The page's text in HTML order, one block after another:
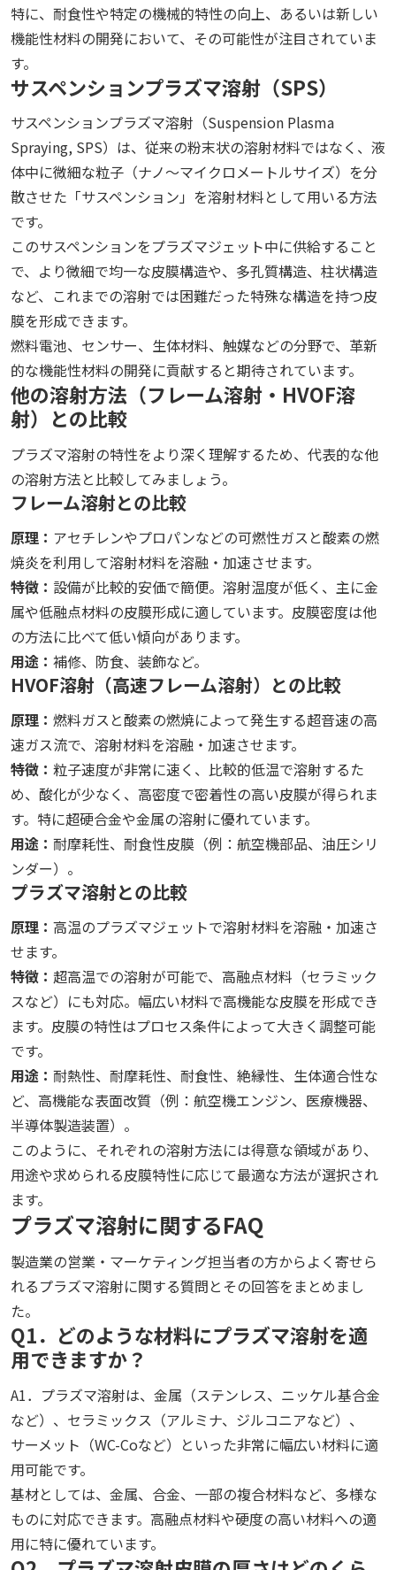
特に、耐食性や特定の機械的特性の向上、あるいは新しい
機能性材料の開発において、その可能性が注目されていま
す。
サスペンションプラズマ溶射（SPS）
サスペンションプラズマ溶射（Suspension Plasma
Spraying, SPS）は、従来の粉末状の溶射材料ではなく、液
体中に微細な粒子（ナノ〜マイクロメートルサイズ）を分
散させた「サスペンション」を溶射材料として用いる方法
です。
このサスペンションをプラズマジェット中に供給すること
で、より微細で均一な皮膜構造や、多孔質構造、柱状構造
など、これまでの溶射では困難だった特殊な構造を持つ皮
膜を形成できます。
燃料電池、センサー、生体材料、触媒などの分野で、革新
的な機能性材料の開発に貢献すると期待されています。
他の溶射方法（フレーム溶射・HVOF溶
射）との比較
プラズマ溶射の特性をより深く理解するため、代表的な他
の溶射方法と比較してみましょう。
フレーム溶射との比較
原理： アセチレンやプロパンなどの可燃性ガスと酸素の燃
焼炎を利用して溶射材料を溶融・加速させます。
特徴： 設備が比較的安価で簡便。溶射温度が低く、主に金
属や低融点材料の皮膜形成に適しています。皮膜密度は他
の方法に比べて低い傾向があります。
用途： 補修、防食、装飾など。
HVOF溶射（高速フレーム溶射）との比較
原理： 燃料ガスと酸素の燃焼によって発生する超音速の高
速ガス流で、溶射材料を溶融・加速させます。
特徴： 粒子速度が非常に速く、比較的低温で溶射するた
め、酸化が少なく、高密度で密着性の高い皮膜が得られま
す。特に超硬合金や金属の溶射に優れています。
用途： 耐摩耗性、耐食性皮膜（例：航空機部品、油圧シリ
ンダー）。
プラズマ溶射との比較
原理： 高温のプラズマジェットで溶射材料を溶融・加速さ
せます。
特徴： 超高温での溶射が可能で、高融点材料（セラミック
スなど）にも対応。幅広い材料で高機能な皮膜を形成でき
ます。皮膜の特性はプロセス条件によって大きく調整可能
です。
用途： 耐熱性、耐摩耗性、耐食性、絶縁性、生体適合性な
ど、高機能な表面改質（例：航空機エンジン、医療機器、
半導体製造装置）。
このように、それぞれの溶射方法には得意な領域があり、
用途や求められる皮膜特性に応じて最適な方法が選択され
ます。
プラズマ溶射に関するFAQ
製造業の営業・マーケティング担当者の方からよく寄せら
れるプラズマ溶射に関する質問とその回答をまとめまし
た。
Q1．どのような材料にプラズマ溶射を適
用できますか？
A1．プラズマ溶射は、金属（ステンレス、ニッケル基合金
など）、セラミックス（アルミナ、ジルコニアなど）、
サーメット（WC-Coなど）といった非常に幅広い材料に適
用可能です。
基材としては、金属、合金、一部の複合材料など、多様な
ものに対応できます。高融点材料や硬度の高い材料への適
用に特に優れています。